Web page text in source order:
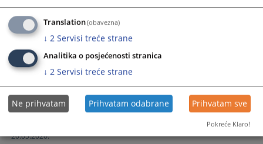
Zaštitne mjere
29.05.2026.
POTPISAN MEMORANDUM O SARADNJI
IZMEĐU OPĆINSKOG SUDA U KISELJAKU I
VISOKE ŠKOLE ˝CEPS – CENTAR ZA
POSLOVNE STUDIJE˝
20.05.2026.
Translation(obavezna)
↓ 2 Servisi treće strane
Analitika o posjećenosti stranica
↓ 2 Servisi treće strane
Ne prihvatam Prihvatam odabrane Prihvatam sve
Pokreće Klaro!